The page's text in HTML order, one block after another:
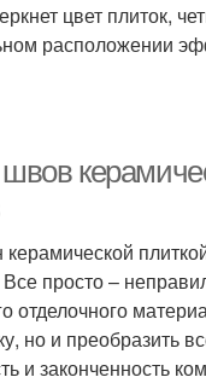
цвет плиток,
расположении
Все просто –
отделочного
но и
и законченность